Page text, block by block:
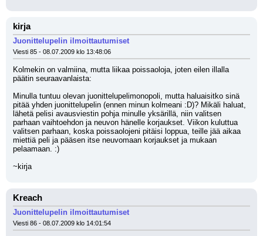
kirja
Juonittelupelin ilmoittautumiset
Viesti 85 - 08.07.2009 klo 13:48:06
Kolmekin on valmiina, mutta liikaa poissaoloja, joten eilen illalla
päätin seuraavanlaista:
Minulla tuntuu olevan juonittelupelimonopoli, mutta haluaisitko sinä
pitää yhden juonittelupelin (ennen minun kolmeani :D)? Mikäli haluat,
lähetä pelisi avausviestin pohja minulle yksärillä, niin valitsen
parhaan vaihtoehdon ja neuvon hänelle korjaukset. Viikon kuluttua
valitsen parhaan, koska poissaolojeni pitäisi loppua, teille jää aikaa
miettiä peli ja pääsen itse neuvomaan korjaukset ja mukaan
pelaamaan. :)
~kirja
Kreach
Juonittelupelin ilmoittautumiset
Viesti 86 - 08.07.2009 klo 14:01:54